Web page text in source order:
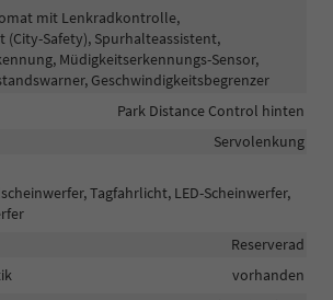
mit Lenkradkontrolle,
(City-Safety), Spurhalteassistent,
Müdigkeitserkennungs-Sensor,
Geschwindigkeitsbegrenzer
Park Distance Control hinten
Servolenkung
Tagfahrlicht, LED-Scheinwerfer,
Reserverad
vorhanden